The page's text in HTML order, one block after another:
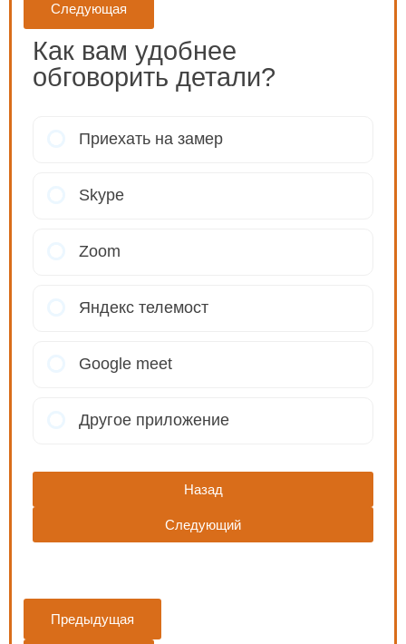
Следующая
Как вам удобнее
обговорить детали?
Приехать на замер
Skype
Zoom
Яндекс телемост
Google meet
Другое приложение
Назад
Следующий
Предыдущая